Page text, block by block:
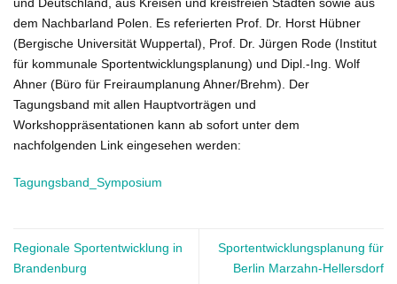
dem Nachbarland Polen. Es referierten Prof. Dr. Horst Hübner
(Bergische Universität Wuppertal), Prof. Dr. Jürgen Rode (Institut
für kommunale Sportentwicklungsplanung) und Dipl.-Ing. Wolf
Ahner (Büro für Freiraumplanung Ahner/Brehm). Der
Tagungsband mit allen Hauptvorträgen und
Workshoppräsentationen kann ab sofort unter dem
nachfolgenden Link eingesehen werden:
Tagungsband_Symposium
Regionale Sportentwicklung in
Brandenburg
Sportentwicklungsplanung für
Berlin Marzahn-Hellersdorf